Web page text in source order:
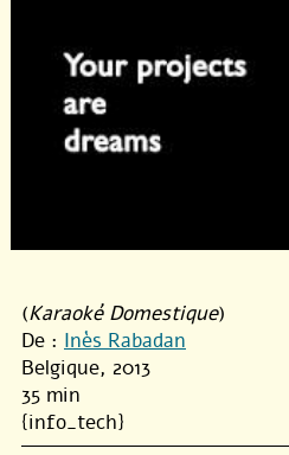
(Karaoké Domestique)
De : Inès Rabadan
Belgique, 2013
35 min
{info_tech}